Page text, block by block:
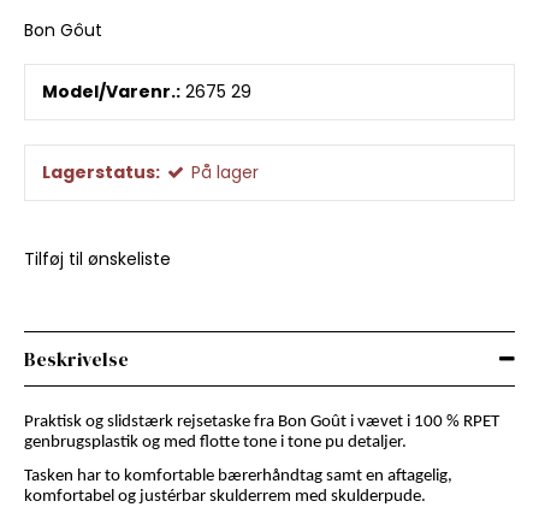
Bon Gôut
Model/Varenr.: 2675 29
Lagerstatus: På lager
Tilføj til ønskeliste
Beskrivelse
Praktisk og slidstærk rejsetaske fra Bon Goût i vævet i 100 % RPET
genbrugsplastik og med flotte tone i tone pu detaljer.
Tasken har to komfortable bærerhåndtag samt en aftagelig,
komfortabel og justérbar skulderrem med skulderpude.